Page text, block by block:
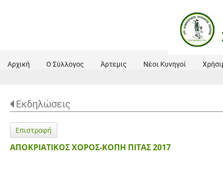
Αρχική Ο Σύλλογος Άρτεμις Νέοι Κυνηγοί
Εκδηλώσεις
Επιστροφή
ΑΠΟΚΡΙΑΤΙΚΟΣ ΧΟΡΟΣ-ΚΟΠΗ ΠΙΤΑΣ 2017